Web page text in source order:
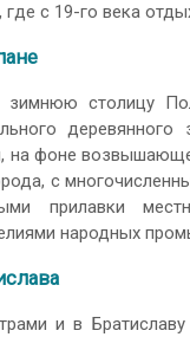
где с 19-го века
столицу
на фоне
с
прилавки
народных
и в